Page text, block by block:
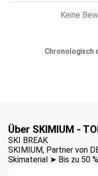
Keine
Chronologisch
Über SKIMIUM -
SKI BREAK
SKIMIUM, Partner von
Skimaterial ➤ Bis zu 50